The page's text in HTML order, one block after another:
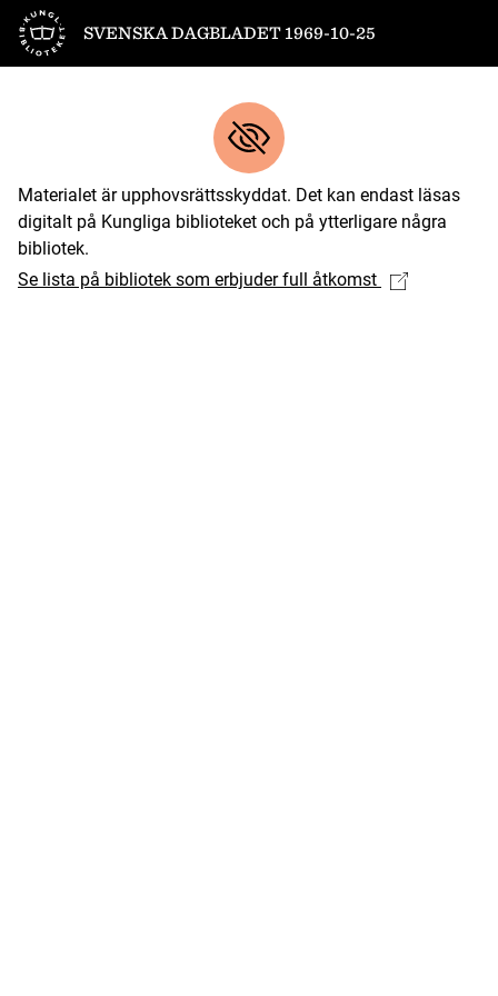
Till startsidan
SVENSKA DAGBLADET 1969-10-25
Materialet är upphovsrättsskyddat. Det kan endast läsas
digitalt på Kungliga biblioteket och på ytterligare några
bibliotek.
Se lista på bibliotek som erbjuder full åtkomst